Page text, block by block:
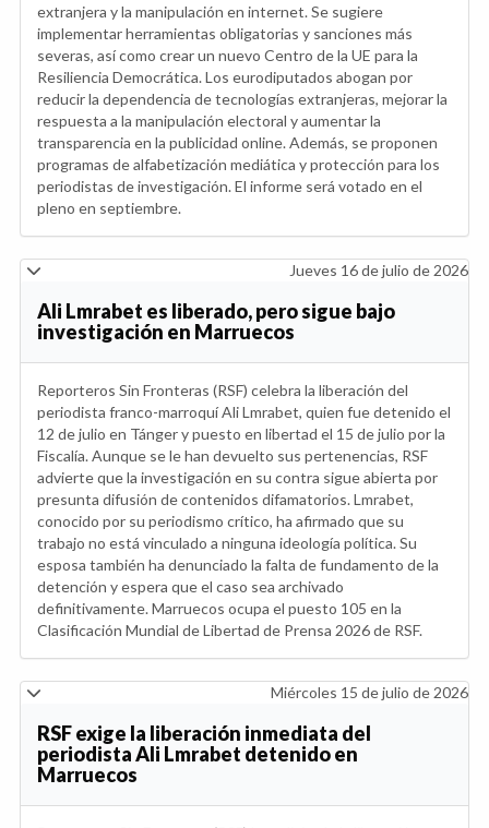
extranjera y la manipulación en internet. Se sugiere
implementar herramientas obligatorias y sanciones más
severas, así como crear un nuevo Centro de la UE para la
Resiliencia Democrática. Los eurodiputados abogan por
reducir la dependencia de tecnologías extranjeras, mejorar la
respuesta a la manipulación electoral y aumentar la
transparencia en la publicidad online. Además, se proponen
programas de alfabetización mediática y protección para los
periodistas de investigación. El informe será votado en el
pleno en septiembre.
Jueves 16 de julio de 2026
Ali Lmrabet es liberado, pero sigue bajo
investigación en Marruecos
Reporteros Sin Fronteras (RSF) celebra la liberación del
periodista franco-marroquí Ali Lmrabet, quien fue detenido el
12 de julio en Tánger y puesto en libertad el 15 de julio por la
Fiscalía. Aunque se le han devuelto sus pertenencias, RSF
advierte que la investigación en su contra sigue abierta por
presunta difusión de contenidos difamatorios. Lmrabet,
conocido por su periodismo crítico, ha afirmado que su
trabajo no está vinculado a ninguna ideología política. Su
esposa también ha denunciado la falta de fundamento de la
detención y espera que el caso sea archivado
definitivamente. Marruecos ocupa el puesto 105 en la
Clasificación Mundial de Libertad de Prensa 2026 de RSF.
Miércoles 15 de julio de 2026
RSF exige la liberación inmediata del
periodista Ali Lmrabet detenido en
Marruecos